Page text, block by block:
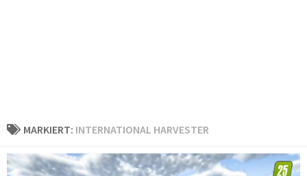
MARKIERT: INTERNATIONAL HARVESTER